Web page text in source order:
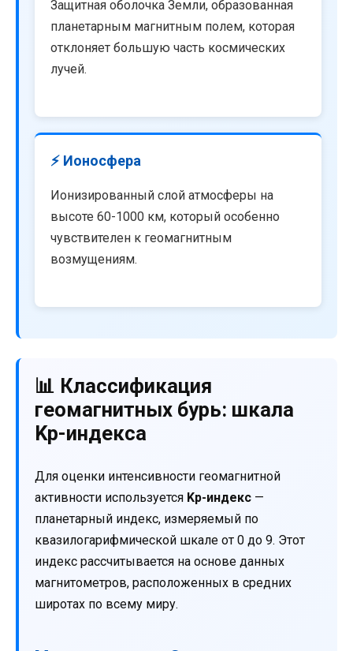
Защитная оболочка Земли, образованная
планетарным магнитным полем, которая
отклоняет большую часть космических
лучей.
⚡ Ионосфера
Ионизированный слой атмосферы на
высоте 60-1000 км, который особенно
чувствителен к геомагнитным
возмущениям.
📊 Классификация
геомагнитных бурь: шкала
Kp-индекса
Для оценки интенсивности геомагнитной
активности используется Kp-индекс —
планетарный индекс, измеряемый по
квазилогарифмической шкале от 0 до 9. Этот
индекс рассчитывается на основе данных
магнитометров, расположенных в средних
широтах по всему миру.